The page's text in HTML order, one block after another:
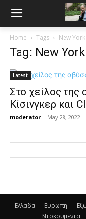
Home Tags New
Tag: New
Latest
Στο χείλος
Κίσινγκερ και
moderator - May 28, 2022
Ελλαδα Ευρωπη
Ντοκουμεντα